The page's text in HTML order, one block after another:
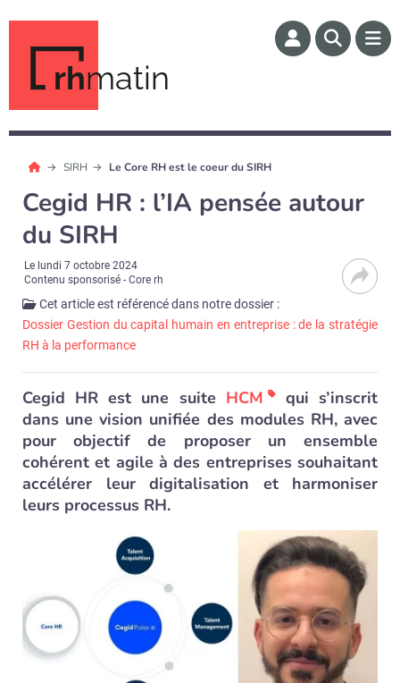
rhmatin
SIRH Le Core RH est le coeur du SIRH
Cegid HR : l’IA pensée autour
du SIRH
Le lundi 7 octobre 2024
Contenu sponsorisé - Core rh
Cet article est référencé dans notre dossier :
Dossier Gestion du capital humain en entreprise : de la stratégie
RH à la performance
Cegid HR est une suite HCM
qui s’inscrit
dans une vision unifiée des modules RH, avec
pour objectif de proposer un ensemble
cohérent et agile à des entreprises souhaitant
accélérer leur digitalisation et harmoniser
leurs processus RH.